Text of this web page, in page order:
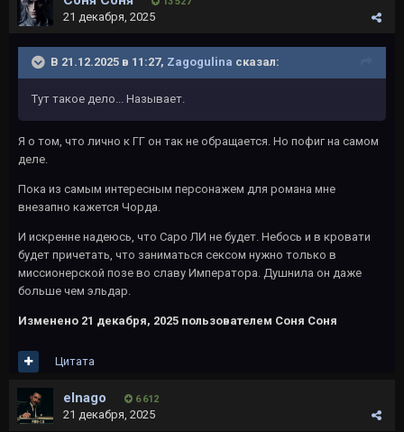
21 декабря, 2025
В 21.12.2025 в 11:27, Zagogulina сказал:
Тут такое дело... Называет.
Я о том, что лично к ГГ он так не обращается. Но пофиг на самом
деле.
Пока из самым интересным персонажем для романа мне
внезапно кажется Чорда.
И искренне надеюсь, что Саро ЛИ не будет. Небось и в кровати
будет причетать, что заниматься сексом нужно только в
миссионерской позе во славу Императора. Душнила он даже
больше чем эльдар.
Изменено 21 декабря, 2025 пользователем Соня Соня
Цитата
elnago 6 612
21 декабря, 2025